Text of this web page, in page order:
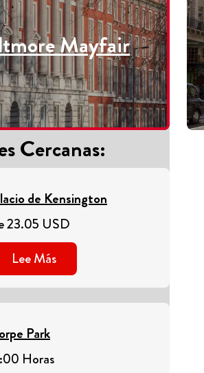
Mayfair
Cercanas:
de Kensington
23.05 USD
Lee Más
Park
:00 Horas